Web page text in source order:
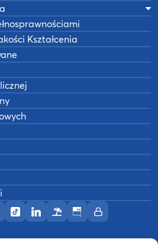
w serwisie Facebook
Poznań w serwisie Instagram
AWF Poznań w serwisie YouTube
Profil AWF Poznań w serwisie
Profil AWF Poznań w
OśrodekBiuletynIntranet
Kształcenia